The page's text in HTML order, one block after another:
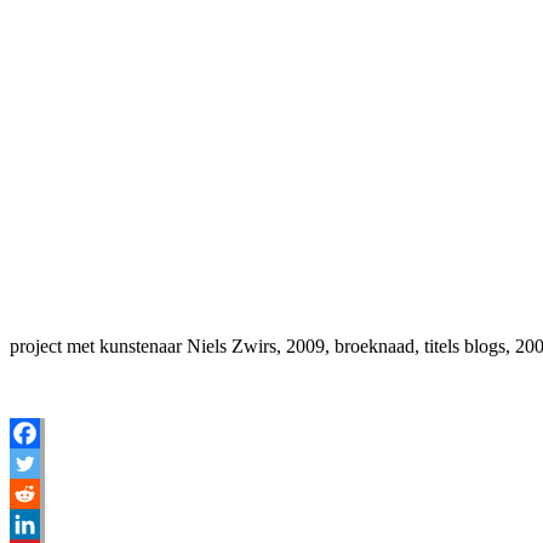
project met kunstenaar Niels Zwirs, 2009, broeknaad, titels blogs,